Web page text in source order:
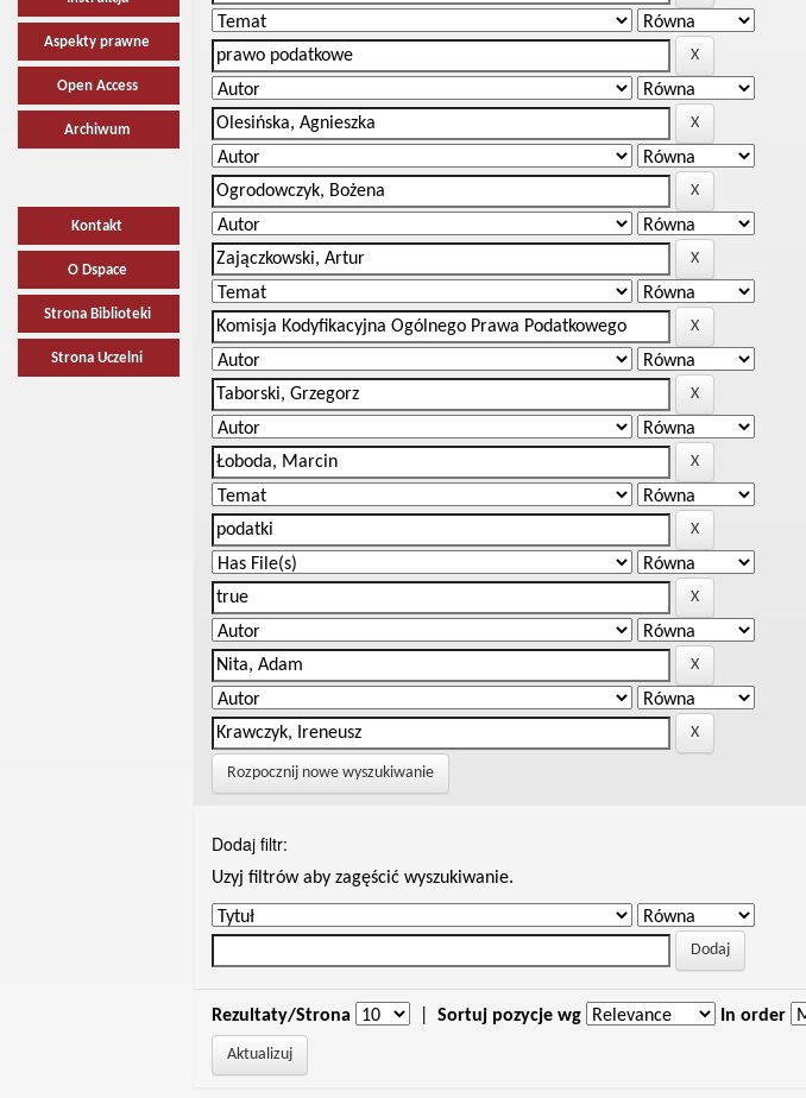
Aspekty prawne
Open Access
Archiwum
Kontakt
O Dspace
Strona Biblioteki
Strona Uczelni
Rozpocznij nowe wyszukiwanie
Dodaj filtr:
Uzyj filtrów aby zagęścić wyszukiwanie.
Rezultaty/Strona Sortuj pozycje wg In order